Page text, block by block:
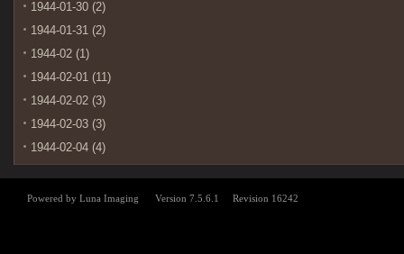
1944-01-30 (2)
1944-01-31 (2)
1944-02 (1)
1944-02-01 (11)
1944-02-02 (3)
1944-02-03 (3)
1944-02-04 (4)